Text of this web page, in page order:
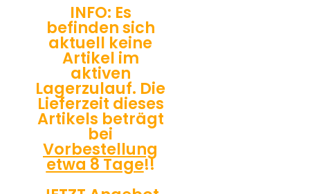
INFO: Es
befinden sich
aktuell keine
Artikel im
aktiven
Lagerzulauf. Die
Lieferzeit dieses
Artikels beträgt
bei
Vorbestellung
etwa 8 Tage!!